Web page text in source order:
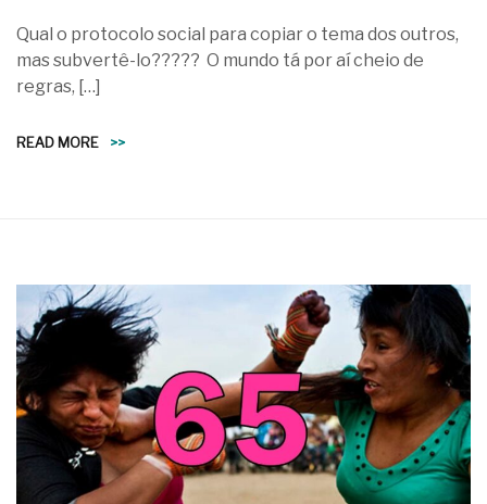
Qual o protocolo social para copiar o tema dos outros,
mas subvertê-lo????? O mundo tá por aí cheio de
regras, […]
READ MORE >>